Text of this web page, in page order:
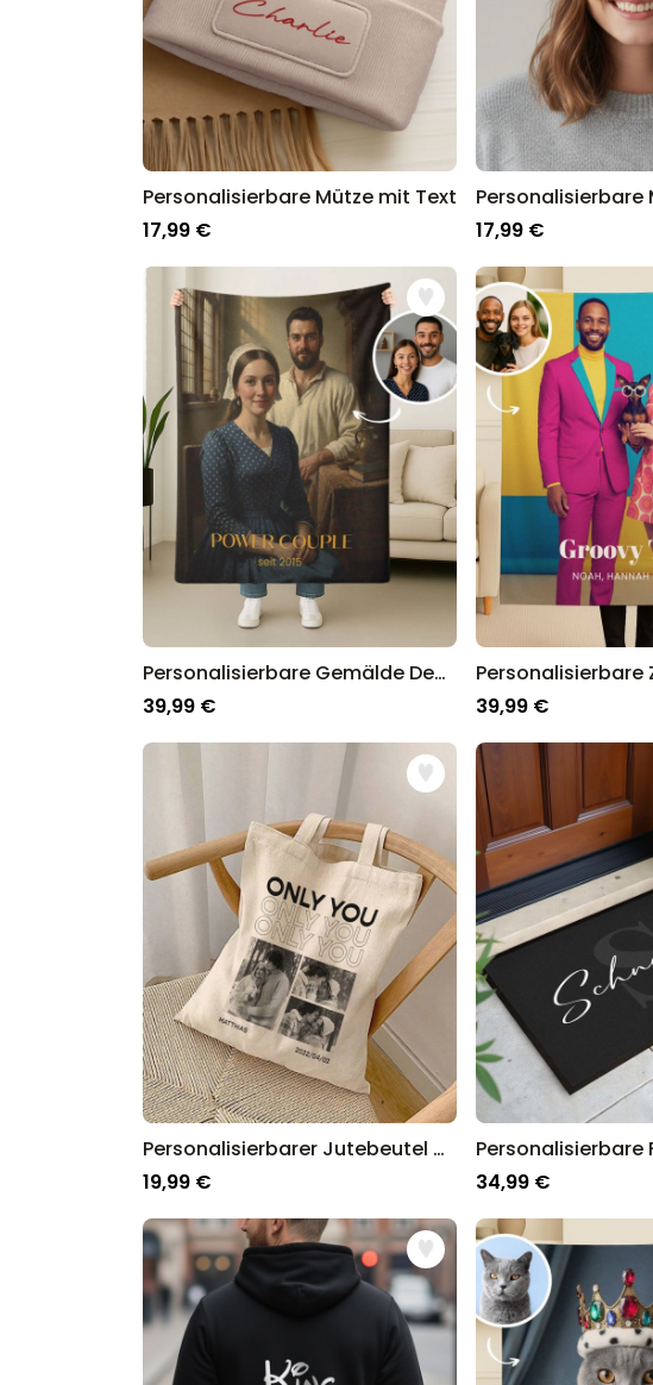
Personalisierbare Mütze mit Text
17,99 €
17,99 €
Personalisierbare Gemälde Decke
39,99 €
39,99 €
Personalisierbarer Jutebeutel mit Schwarz Weiß Fotos und Text
19,99 €
34,99 €